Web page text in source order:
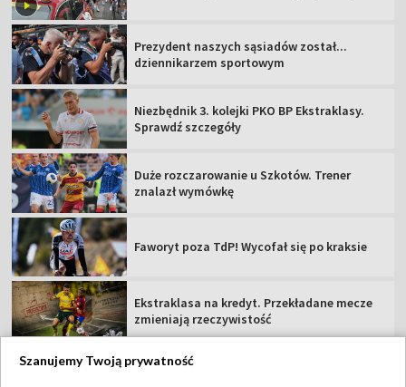
Prezydent naszych sąsiadów został...
dziennikarzem sportowym
Niezbędnik 3. kolejki PKO BP Ekstraklasy.
Sprawdź szczegóły
Duże rozczarowanie u Szkotów. Trener
znalazł wymówkę
Faworyt poza TdP! Wycofał się po kraksie
Ekstraklasa na kredyt. Przekładane mecze
zmieniają rzeczywistość
Szanujemy Twoją prywatność